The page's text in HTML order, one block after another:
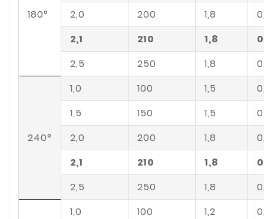
180°
2,0
200 1,8
2,1
210 1,8
2,5
250 1,8
240°
1,0 100 1,5
1,5
150 1,5
2,0
200 1,8
2,1
210 1,8
2,5
250 1,8
1,0 100 1,2